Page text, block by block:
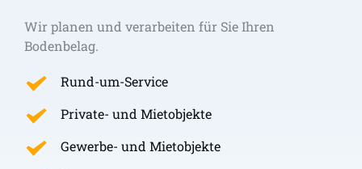
Wir planen und verarbeiten für Sie Ihren
Bodenbelag.
Rund-um-Service
Private- und Mietobjekte
Gewerbe- und Mietobjekte